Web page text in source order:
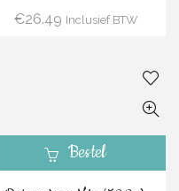
€26.49 Inclusief BTW
Bestel